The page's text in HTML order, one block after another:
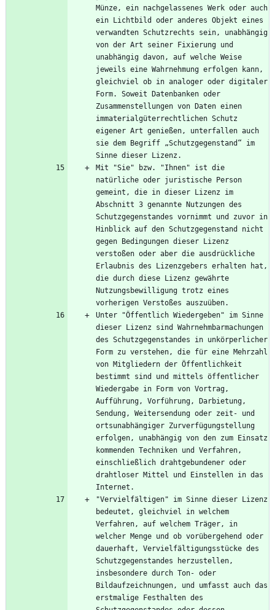
Münze, ein nachgelassenes Werk oder auch
ein Lichtbild oder anderes Objekt eines
verwandten Schutzrechts sein, unabhängig
von der Art seiner Fixierung und
unabhängig davon, auf welche Weise
jeweils eine Wahrnehmung erfolgen kann,
gleichviel ob in analoger oder digitaler
Form. Soweit Datenbanken oder
Zusammenstellungen von Daten einen
immaterialgüterrechtlichen Schutz
eigener Art genießen, unterfallen auch
sie dem Begriff „Schutzgegenstand“ im
Mit "Sie" bzw. "Ihnen" ist die
natürliche oder juristische Person
gemeint, die in dieser Lizenz im
Abschnitt 3 genannte Nutzungen des
Schutzgegenstandes vornimmt und zuvor in
Hinblick auf den Schutzgegenstand nicht
gegen Bedingungen dieser Lizenz
verstoßen oder aber die ausdrückliche
Erlaubnis des Lizenzgebers erhalten hat,
die durch diese Lizenz gewährte
Nutzungsbewilligung trotz eines
Unter "Öffentlich Wiedergeben" im Sinne
dieser Lizenz sind Wahrnehmbarmachungen
des Schutzgegenstandes in unkörperlicher
Form zu verstehen, die für eine Mehrzahl
von Mitgliedern der Öffentlichkeit
bestimmt sind und mittels öffentlicher
Wiedergabe in Form von Vortrag,
Aufführung, Vorführung, Darbietung,
Sendung, Weitersendung oder zeit- und
ortsunabhängiger Zurverfügungstellung
erfolgen, unabhängig von den zum Einsatz
kommenden Techniken und Verfahren,
einschließlich drahtgebundener oder
drahtloser Mittel und Einstellen in das
"Vervielfältigen" im Sinne dieser Lizenz
bedeutet, gleichviel in welchem
Verfahren, auf welchem Träger, in
welcher Menge und ob vorübergehend oder
dauerhaft, Vervielfältigungsstücke des
Schutzgegenstandes herzustellen,
insbesondere durch Ton- oder
Bildaufzeichnungen, und umfasst auch das
erstmalige Festhalten des